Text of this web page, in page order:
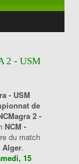
2 - USM
- USM
de
2 -
NCM -
du match
Alger.
15